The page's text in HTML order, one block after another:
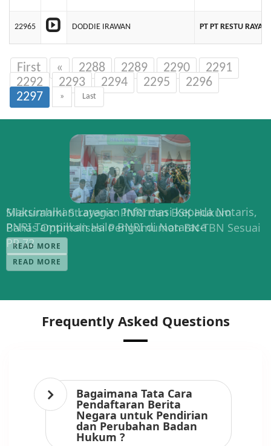
22965 DODDIE IRAWAN PT PT RESTU RAYA
First « 2288 2289 2290
2291
2292
2293 2294 2295
2296
2297
» Last
Maksimalkan Layanan Informasi kepada Notaris,
PNRI Tampilkan Halo BNRI di Notarace
READ MORE
Silaturahmi Strategis: PNRI dan BSK Hukum
Bahas Optimalisasi Pengumuman BN-TBN Sesuai
PP 72
READ MORE
Frequently Asked Questions
Bagaimana Tata Cara
Pendaftaran Berita
Negara untuk Pendirian
dan Perubahan Badan
Hukum ?